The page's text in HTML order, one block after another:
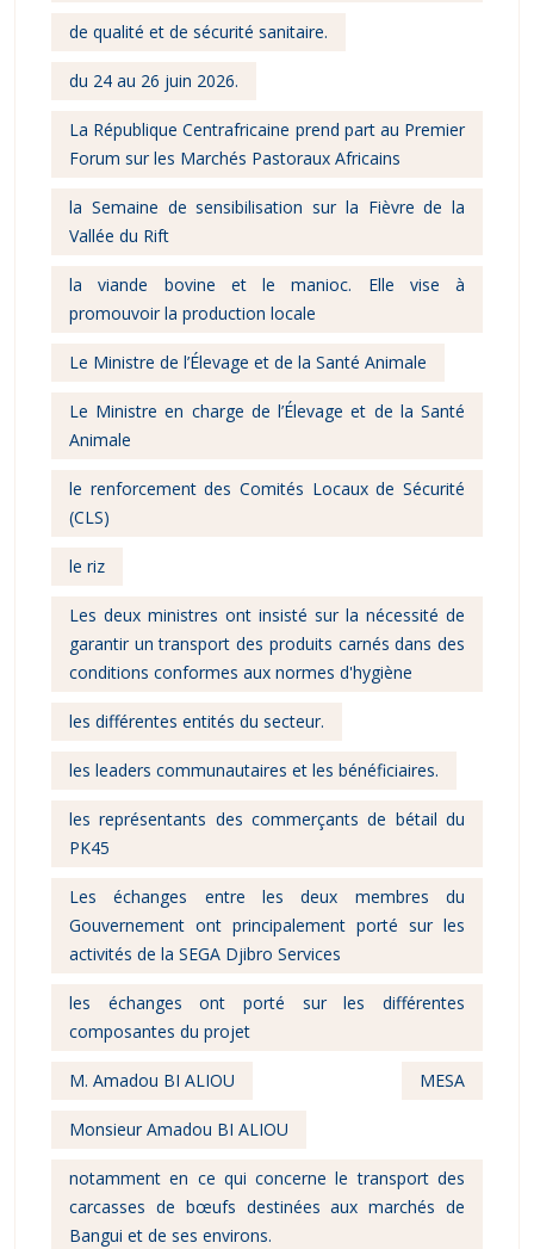
de qualité et de sécurité sanitaire.
du 24 au 26 juin 2026.
La République Centrafricaine prend part au Premier
Forum sur les Marchés Pastoraux Africains
la Semaine de sensibilisation sur la Fièvre de la
Vallée du Rift
la viande bovine et le manioc. Elle vise à
promouvoir la production locale
Le Ministre de l’Élevage et de la Santé Animale
Le Ministre en charge de l’Élevage et de la Santé
Animale
le renforcement des Comités Locaux de Sécurité
(CLS)
le riz
Les deux ministres ont insisté sur la nécessité de
garantir un transport des produits carnés dans des
conditions conformes aux normes d'hygiène
les différentes entités du secteur.
les leaders communautaires et les bénéficiaires.
les représentants des commerçants de bétail du
PK45
Les échanges entre les deux membres du
Gouvernement ont principalement porté sur les
activités de la SEGA Djibro Services
les échanges ont porté sur les différentes
composantes du projet
M. Amadou BI ALIOU MESA
Monsieur Amadou BI ALIOU
notamment en ce qui concerne le transport des
carcasses de bœufs destinées aux marchés de
Bangui et de ses environs.